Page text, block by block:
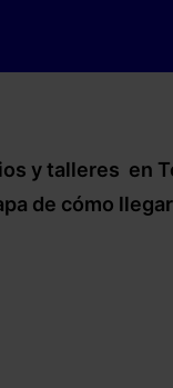
y talleres en
de cómo llegar